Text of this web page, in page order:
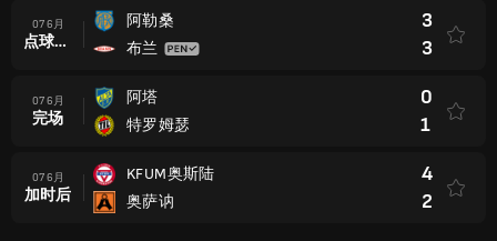
07 6月
点球大战后
阿勒桑
布兰
3
3
07 6月
完场
阿塔
特罗姆瑟
0
1
07 6月
加时后
KFUM奥斯陆
奥萨讷
4
2